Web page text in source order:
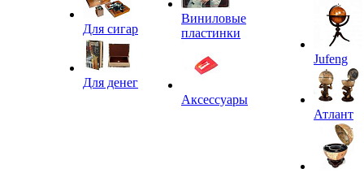
Для сигар
Для денег
Виниловые
пластинки
Аксессуары
Jufeng
Атлант